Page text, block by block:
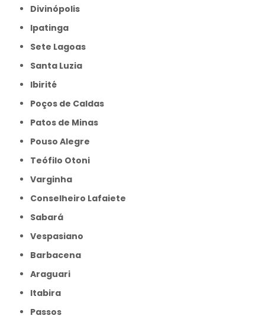
Divinópolis
Ipatinga
Sete Lagoas
Santa Luzia
Ibirité
Poços de Caldas
Patos de Minas
Pouso Alegre
Teófilo Otoni
Varginha
Conselheiro Lafaiete
Sabará
Vespasiano
Barbacena
Araguari
Itabira
Passos